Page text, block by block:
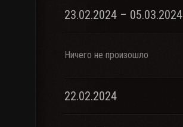
23.02.2024 – 05.03.2024
Ничего не произошло
22.02.2024